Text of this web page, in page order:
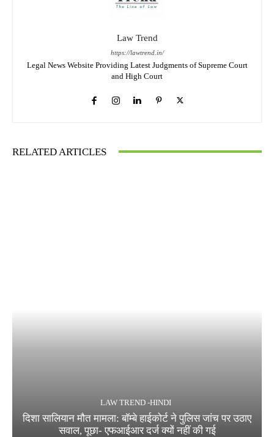
Law Trend
https://lawtrend.in/
Legal News Website Providing Latest Judgments of Supreme Court
and High Court
RELATED ARTICLES
LAW TREND -HINDI
दिशा सालियान मौत मामला: बॉम्बे हाईकोर्ट ने पुलिस जांच पर उठाए
सवाल, पूछा- एफआईआर दर्ज क्यों नहीं की गई